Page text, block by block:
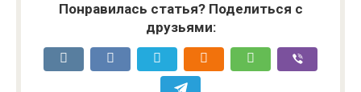
Понравилась статья? Поделиться с
друзьями: